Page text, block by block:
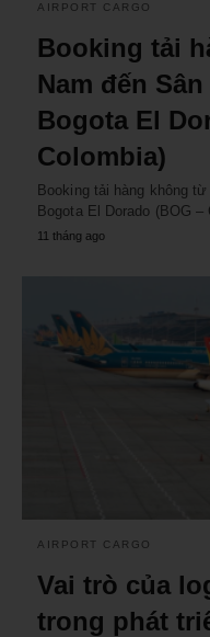
AIRPORT CARGO
Booking tải
Nam đến
Bogota El
Colombia)
Booking tải hàng không
Bogota El Dorado (BOG
11 tháng ago
AIRPORT CARGO
Vai trò của
trong phát